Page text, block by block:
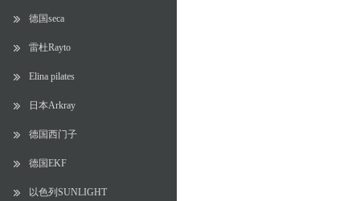
德国seca
雷杜Rayto
Elina pilates
日本Arkray
德国西门子
德国EKF
以色列SUNLIGHT